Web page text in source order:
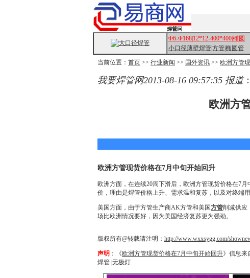
Φ6-Φ168|12*12-400*400|椭圆
小口径薄壁焊管|方管|椭圆管
当前位置： 首页 >> 行业新闻 >> 国外资讯 >> 欧洲方管
我要焊管网2013-08-16 09:57:35 报道：
欧洲方
欧洲方管现货价格在7月中旬开始回升
欧洲方面，在连续20周下滑后，欧洲方管现货价格在7
价，理由是焊管价格上升、需求温和复苏，以及对终端
美国方面，由于方管生产商AK方管和美国方管削减供应
场比欧洲情况要好，因为美国经济复苏更为强劲。
版权所有@转载请注明： http://www.wxxsygg.com/
声明 ：《欧洲方管现货价格在7月中旬开始回升》信息来
焊管 无极灯